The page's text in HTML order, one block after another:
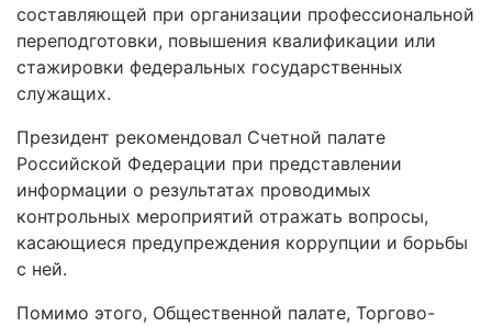
составляющей при организации профессиональной
переподготовки, повышения квалификации или
стажировки федеральных государственных
служащих.
Президент рекомендовал Счетной палате
Российской Федерации при представлении
информации о результатах проводимых
контрольных мероприятий отражать вопросы,
касающиеся предупреждения коррупции и борьбы
с ней.
Помимо этого, Общественной палате, Торгово-